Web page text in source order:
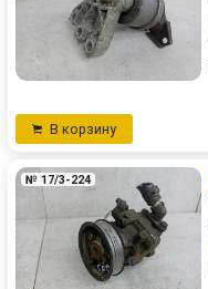
В корзину
№ 17/3-224